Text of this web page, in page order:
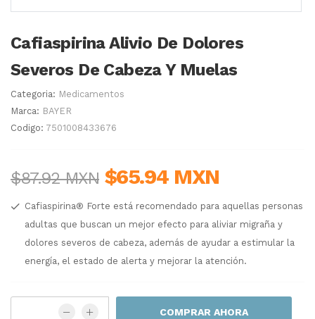
Cafiaspirina Alivio De Dolores
Severos De Cabeza Y Muelas
Categoria: Medicamentos
Marca: BAYER
Codigo: 7501008433676
$87.92 MXN $65.94 MXN
Cafiaspirina® Forte está recomendado para aquellas personas
adultas que buscan un mejor efecto para aliviar migraña y
dolores severos de cabeza, además de ayudar a estimular la
energía, el estado de alerta y mejorar la atención.
COMPRAR AHORA